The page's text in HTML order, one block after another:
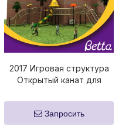
2017 Игровая структура
Открытый канат для
Запросить